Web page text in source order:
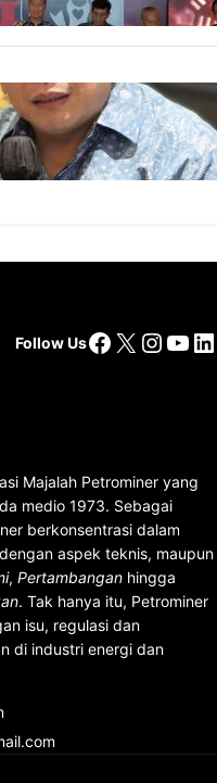
Terpadu jadi Kunci
GW
Follow UsFacebook
X
Majalah Petrominer yang
medio 1973. Sebagai
berkonsentrasi dalam
aspek teknis, maupun
, Pertambangan hingga
. Tak hanya itu, Petrominer
isu, regulasi dan
di industri energi dan